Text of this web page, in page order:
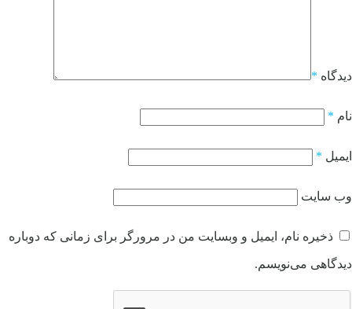
دیدگاه *
نام *
ایمیل *
وب‌ سایت
ذخیره نام، ایمیل و وبسایت من در مرورگر برای زمانی که دوباره
دیدگاهی می‌نویسم.